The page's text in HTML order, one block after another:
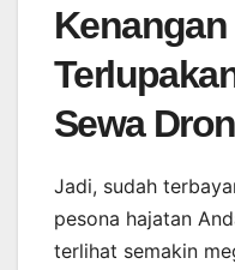
Sewa
Jadi, sudah
pesona hajatan
terlihat semakin